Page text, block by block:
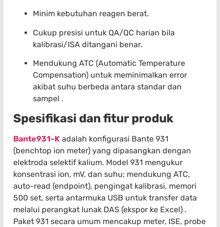
Minim kebutuhan reagen berat.
Cukup presisi untuk QA/QC harian bila
kalibrasi/ISA ditangani benar.
Mendukung ATC (Automatic Temperature
Compensation) untuk meminimalkan error
akibat suhu berbeda antara standar dan
sampel .
Spesifikasi dan fitur produk
Bante931-K adalah konfigurasi Bante 931
(benchtop ion meter) yang dipasangkan dengan
elektroda selektif kalium. Model 931 mengukur
konsentrasi ion, mV, dan suhu; mendukung ATC,
auto-read (endpoint), pengingat kalibrasi, memori
500 set, serta antarmuka USB untuk transfer data
melalui perangkat lunak DAS (ekspor ke Excel) .
Paket 931 secara umum mencakup meter, ISE, probe